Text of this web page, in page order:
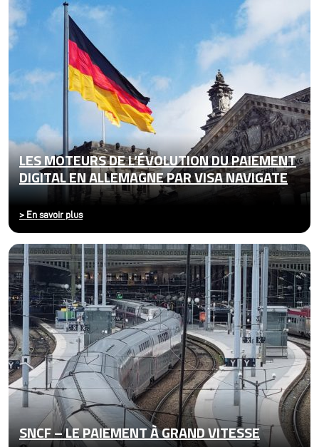
LES MOTEURS DE L’ÉVOLUTION DU PAIEMENT
DIGITAL EN ALLEMAGNE PAR VISA NAVIGATE
> En savoir plus
SNCF – LE PAIEMENT À GRAND VITESSE